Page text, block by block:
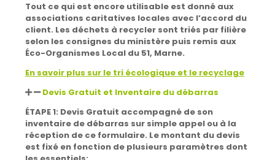
Tout ce qui est encore utilisable est donné aux
associations caritatives locales avec l’accord du
client. Les déchets à recycler sont triés par filière
selon les consignes du ministère puis remis aux
Éco-Organismes Local du 51, Marne.
En savoir plus sur le tri écologique et le recyclage
Devis Gratuit et Inventaire du débarras
ÉTAPE 1: Devis Gratuit accompagné de son
inventaire de débarras sur simple appel ou à la
réception de ce formulaire. Le montant du devis
est fixé en fonction de plusieurs paramètres dont